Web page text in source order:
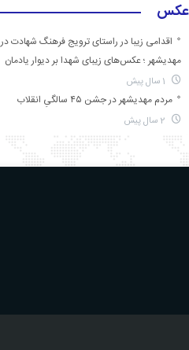
عکس
اقدامی زیبا در راستای ترویج فرهنگ شهادت در
مهدیشهر ؛ عکس‌های زیبای شهدا بر دیوار یادمان
مردم مهدیشهر در جشن ۴۵ سالگیِ انقلاب